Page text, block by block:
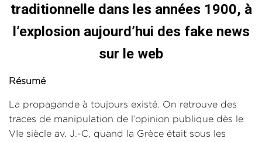
traditionnelle dans les années 1900, à
l’explosion aujourd’hui des fake news
sur le web
Résumé
La propagande à toujours existé. On retrouve des
traces de manipulation de l’opinion publique dès le
VIe siècle av. J.-C, quand la Grèce était sous les